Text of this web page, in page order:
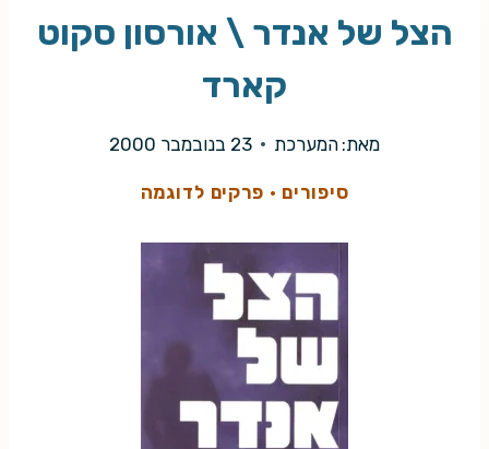
הצל של אנדר \ אורסון סקוט
קארד
מאת: המערכת 23 בנובמבר 2000
סיפורים · פרקים לדוגמה